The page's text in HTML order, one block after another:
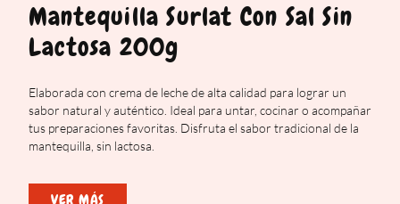
Mantequilla Surlat Con Sal Sin
Lactosa 200g
Elaborada con crema de leche de alta calidad para lograr un
sabor natural y auténtico. Ideal para untar, cocinar o acompañar
tus preparaciones favoritas. Disfruta el sabor tradicional de la
mantequilla, sin lactosa.
VER MÁS